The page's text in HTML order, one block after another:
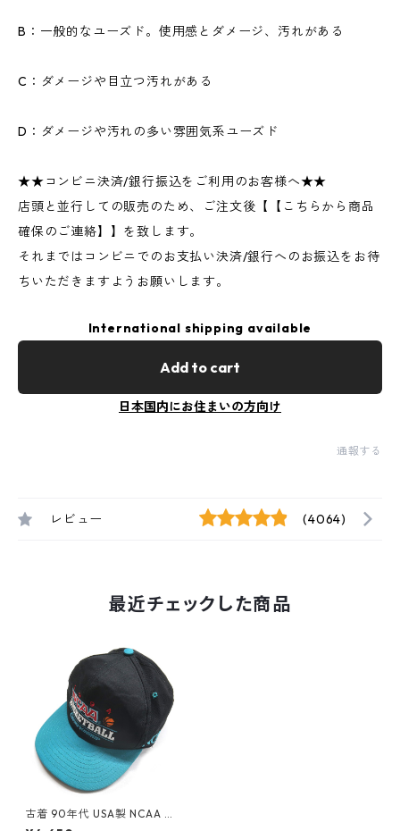
B：一般的なユーズド。使用感とダメージ、汚れがある
C：ダメージや目立つ汚れがある
D：ダメージや汚れの多い雰囲気系ユーズド
★★コンビニ決済/銀行振込をご利用のお客様へ★★
店頭と並行しての販売のため、ご注文後【【こちらから商品
確保のご連絡】】を致します。
それまではコンビニでのお支払い決済/銀行へのお振込をお待
ちいただきますようお願いします。
International shipping available
Add to cart
日本国内にお住まいの方向け
通報する
レビュー (4064)
最近チェックした商品
古着 90年代 USA製 NCAA 刺
繍 キャップ ツートン ブラック